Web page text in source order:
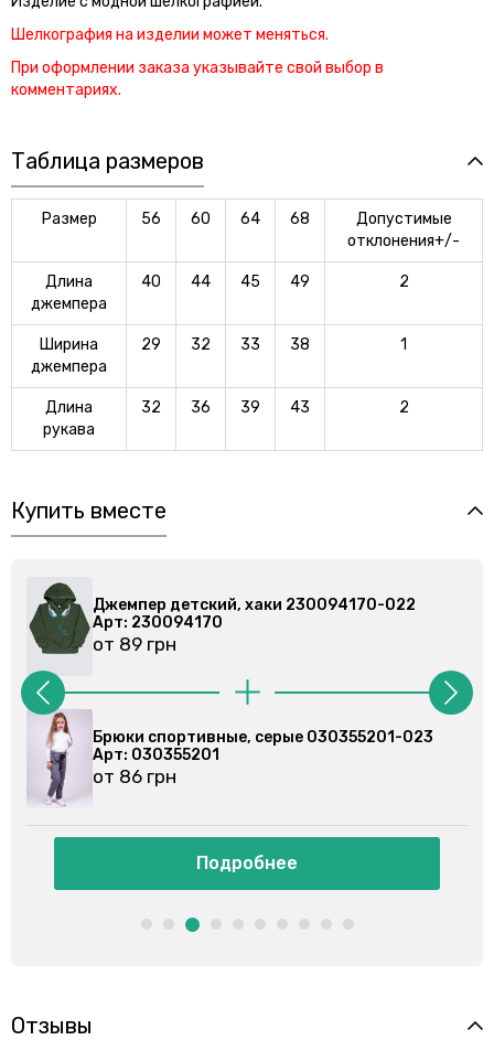
Шелкография на изделии может меняться.
При оформлении заказа указывайте свой выбор в
комментариях.
Таблица размеров
Размер 56 60 64 68
Допустимые
отклонения+/-
Длина
джемпера
40 44 45 49 2
Ширина
джемпера
29 32 33 38 1
Длина
рукава
32 36 39 43 2
Купить вместе
Джемпер детский, хаки 230094170-022
Арт: 230094170
от 89 грн
Брюки спортивные, серые 030355201-023
Арт: 030355201
от 86 грн
Подробнее
Отзывы